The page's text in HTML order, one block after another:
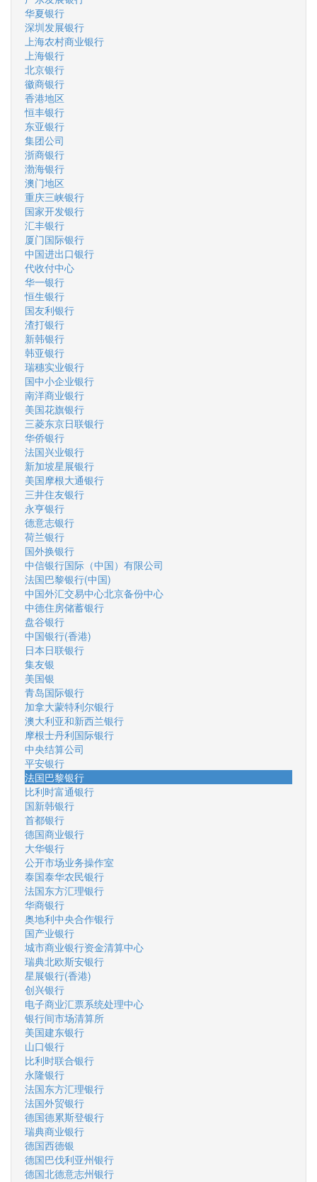
华夏银行
深圳发展银行
上海农村商业银行
上海银行
北京银行
徽商银行
香港地区
恒丰银行
东亚银行
集团公司
浙商银行
渤海银行
澳门地区
重庆三峡银行
国家开发银行
汇丰银行
厦门国际银行
中国进出口银行
代收付中心
华一银行
恒生银行
国友利银行
渣打银行
新韩银行
韩亚银行
瑞穗实业银行
国中小企业银行
南洋商业银行
美国花旗银行
三菱东京日联银行
华侨银行
法国兴业银行
新加坡星展银行
美国摩根大通银行
三井住友银行
永亨银行
德意志银行
荷兰银行
国外换银行
中信银行国际（中国）有限公司
法国巴黎银行(中国)
中国外汇交易中心北京备份中心
中德住房储蓄银行
盘谷银行
中国银行(香港)
日本日联银行
集友银
美国银
青岛国际银行
加拿大蒙特利尔银行
澳大利亚和新西兰银行
摩根士丹利国际银行
中央结算公司
平安银行
法国巴黎银行
比利时富通银行
国新韩银行
首都银行
德国商业银行
大华银行
公开市场业务操作室
泰国泰华农民银行
法国东方汇理银行
华商银行
奥地利中央合作银行
国产业银行
城市商业银行资金清算中心
瑞典北欧斯安银行
星展银行(香港)
创兴银行
电子商业汇票系统处理中心
银行间市场清算所
美国建东银行
山口银行
比利时联合银行
永隆银行
法国东方汇理银行
法国外贸银行
德国德累斯登银行
瑞典商业银行
德国西德银
德国巴伐利亚州银行
德国北德意志州银行